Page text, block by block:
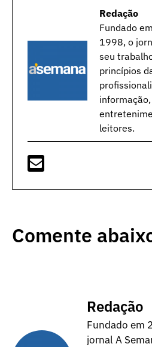
Redação
Fundado
1998, o
seu
princípios
leitores.
Comente
Redação
Fundado em
jornal A